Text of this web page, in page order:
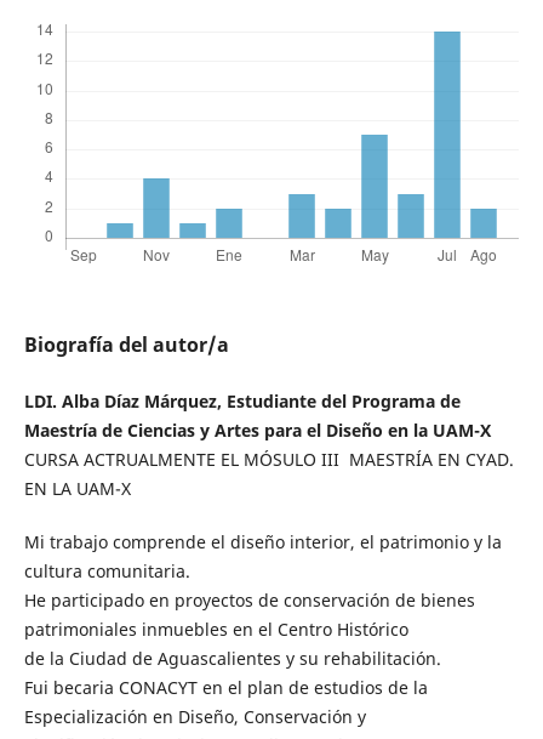
Biografía del autor/a
LDI. Alba Díaz Márquez, Estudiante del Programa de
Maestría de Ciencias y Artes para el Diseño en la UAM-X
CURSA ACTRUALMENTE EL MÓSULO III MAESTRÍA EN CYAD.
EN LA UAM-X
Mi trabajo comprende el diseño interior, el patrimonio y la
cultura comunitaria.
He participado en proyectos de conservación de bienes
patrimoniales inmuebles en el Centro Histórico
de la Ciudad de Aguascalientes y su rehabilitación.
Fui becaria CONACYT en el plan de estudios de la
Especialización en Diseño, Conservación y